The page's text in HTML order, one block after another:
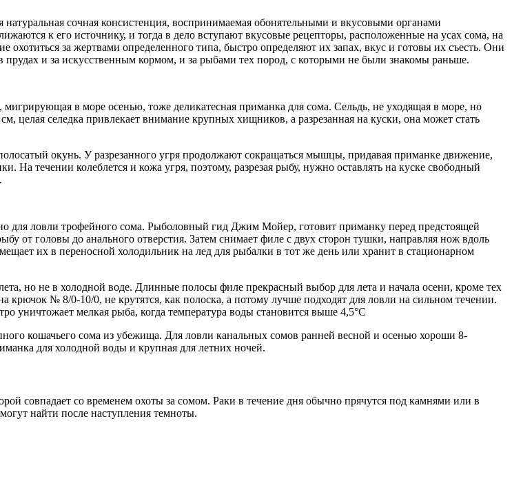
сочная консистенция, воспринимаемая обонятельными и вкусовыми органами
к его источнику, и тогда в дело вступают вкусовые рецепторы, расположенные на усах сома, на
за жертвами определенного типа, быстро определяют их запах, вкус и готовы их съесть. Они
и за искусственным кормом, и за рыбами тех пород, с которыми не были знакомы раньше.
мигрирующая в море осенью, тоже деликатесная приманка для сома. Сельдь, не уходящая в море, но
селедка привлекает внимание крупных хищников, а разрезанная на куски, она может стать
окунь. У разрезанного угря продолжают сокращаться мышцы, придавая приманке движение,
течении колеблется и кожа угря, поэтому, разрезая рыбу, нужно оставлять на куске свободный
для ловли трофейного сома. Рыболовный гид Джим Мойер, готовит приманку перед предстоящей
от головы до анального отверстия. Затем снимает филе с двух сторон тушки, направляя нож вдоль
их в переносной холодильник на лед для рыбалки в тот же день или хранит в стационарном
но не в холодной воде. Длинные полосы филе прекрасный выбор для лета и начала осени, кроме тех
№ 8/0-10/0, не крутятся, как полоска, а потому лучше подходят для ловли на сильном течении.
уничтожает мелкая рыба, когда температура воды становится выше 4,5°С
кошачьего сома из убежища. Для ловли канальных сомов ранней весной и осенью хороши 8-
для холодной воды и крупная для летних ночей.
совпадает со временем охоты за сомом. Раки в течение дня обычно прячутся под камнями или в
найти после наступления темноты.